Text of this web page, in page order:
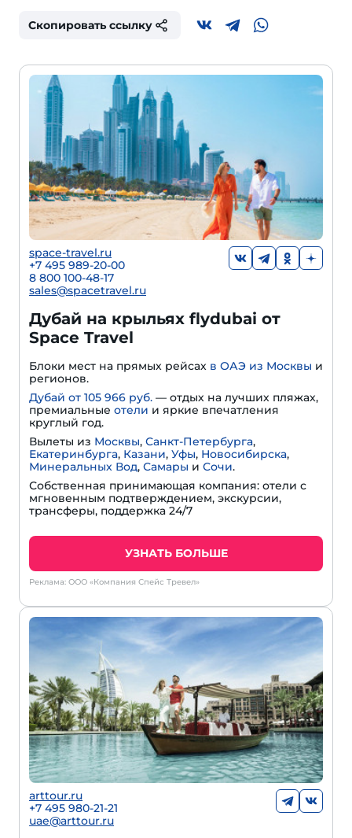
Скопировать ссылку
space-travel.ru
+7 495 989-20-00
8 800 100-48-17
sales@spacetravel.ru
Дубай на крыльях flydubai от
Space Travel
Блоки мест на прямых рейсах в ОАЭ из Москвы и
регионов.
Дубай от 105 966 руб. — отдых на лучших пляжах,
премиальные отели и яркие впечатления
круглый год.
Вылеты из Москвы, Санкт-Петербурга,
Екатеринбурга, Казани, Уфы, Новосибирска,
Минеральных Вод, Самары и Сочи.
Собственная принимающая компания: отели с
мгновенным подтверждением, экскурсии,
трансферы, поддержка 24/7
УЗНАТЬ БОЛЬШЕ
Реклама: ООО «Компания Спейс Тревел»
arttour.ru
+7 495 980-21-21
uae@arttour.ru